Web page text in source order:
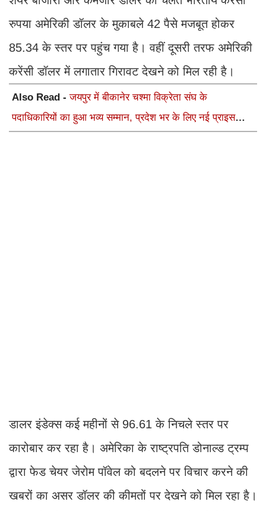
रुपया अमेरिकी डॉलर के मुकाबले 42 पैसे मजबूत होकर
85.34 के स्तर पर पहुंच गया है। वहीं दूसरी तरफ अमेरिकी
करेंसी डॉलर में लगातार गिरावट देखने को मिल रही है।
Also Read -जयपुर में बीकानेर चश्मा विक्रेता संघ के
पदाधिकारियों का हुआ भव्य सम्मान, प्रदेश भर के लिए नई प्राइस
डालर इंडेक्स कई महीनों से 96.61 के निचले स्तर पर
कारोबार कर रहा है। अमेरिका के राष्ट्रपति डोनाल्ड ट्रम्प
द्वारा फेड चेयर जेरोम पॉवेल को बदलने पर विचार करने की
खबरों का असर डॉलर की कीमतों पर देखने को मिल रहा है।